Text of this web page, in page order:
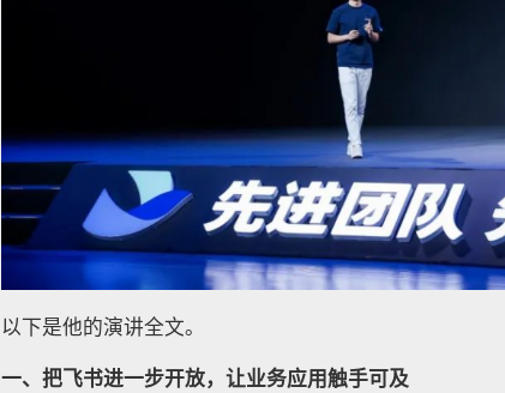
以下是他的演讲全文。
一、把飞书进一步开放，让业务应用触手可及